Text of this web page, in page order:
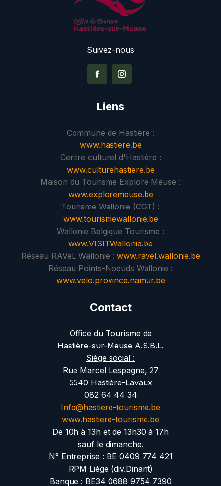
Suivez-nous
Liens
Commune de Hastière :
www.hastiere.be
Centre culturel d'Hastière :
www.culturehastiere.be
Maison du Tourisme Explore Meuse :
www.exploremeuse.be
Tourisme Wallonie (CGT) :
www.tourismewallonie.be
Wallonie Belgique Tourisme :
www.VISITWallonia.be
Réseau RAVeL Wallonie : www.ravel.wallonie.be
Réseau Points-Noeuds Wallonie :
www.velo.province.namur.be
Contact
Office du Tourisme de
Hastière-sur-Meuse A.S.B.L.
Siège social :
Rue Marcel Lespagne, 27
5540 Hastière-Lavaux
082 64 44 34
Info@hastiere-tourisme.be
www.hastiere-tourisme.be
De 10h à 13h et de 13h30 à 17h
sauf le dimanche.
N° Entreprise : BE 0409 774 421
RPM Liège (div.Dinant)
Banque : BE34 0688 9754 7390